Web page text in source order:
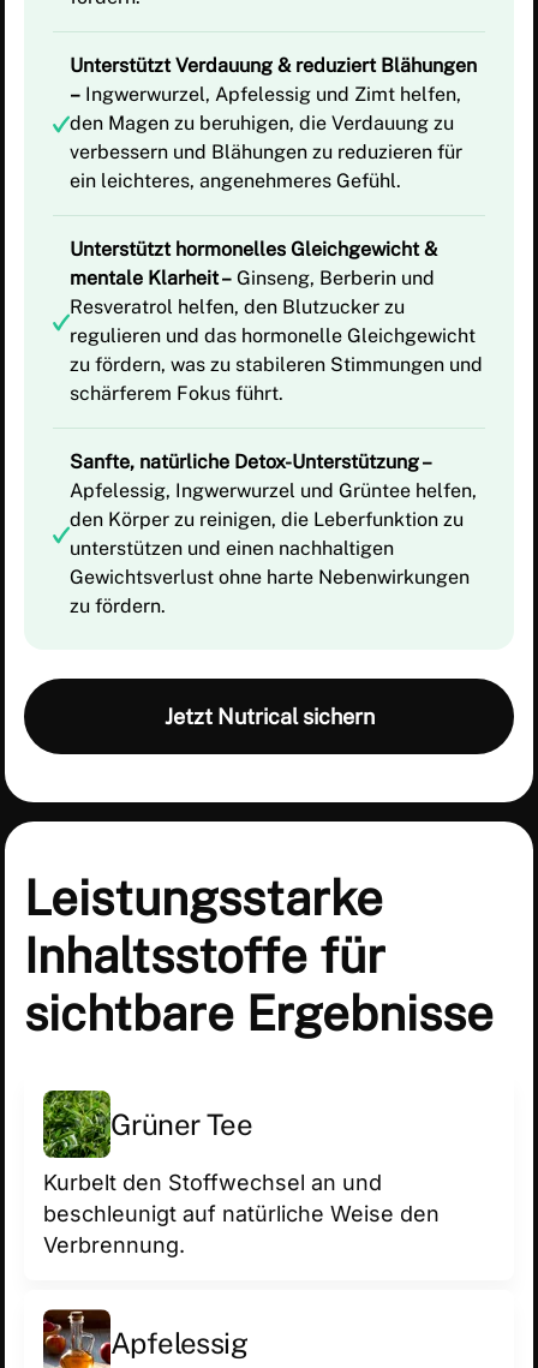
Unterstützt Verdauung & reduziert Blähungen
– Ingwerwurzel, Apfelessig und Zimt helfen,
den Magen zu beruhigen, die Verdauung zu
verbessern und Blähungen zu reduzieren für
ein leichteres, angenehmeres Gefühl.
Unterstützt hormonelles Gleichgewicht &
mentale Klarheit – Ginseng, Berberin und
Resveratrol helfen, den Blutzucker zu
regulieren und das hormonelle Gleichgewicht
zu fördern, was zu stabileren Stimmungen und
schärferem Fokus führt.
Sanfte, natürliche Detox-Unterstützung –
Apfelessig, Ingwerwurzel und Grüntee helfen,
den Körper zu reinigen, die Leberfunktion zu
unterstützen und einen nachhaltigen
Gewichtsverlust ohne harte Nebenwirkungen
zu fördern.
Jetzt Nutrical sichern
Leistungsstarke
Inhaltsstoffe für
sichtbare Ergebnisse
Grüner Tee
Kurbelt den Stoffwechsel an und
beschleunigt auf natürliche Weise den
Verbrennung.
Apfelessig